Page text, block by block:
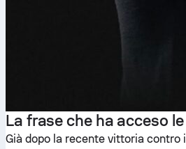
La frase che ha acceso
Già dopo la recente vittoria contro